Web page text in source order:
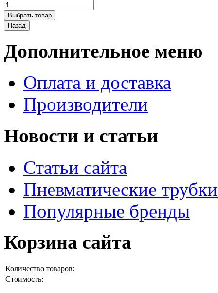
Дополнительное меню
Оплата и доставка
Производители
Новости и статьи
Статьи сайта
Пневматические трубки
Популярные бренды
Корзина сайта
Количество товаров:
Стоимость: